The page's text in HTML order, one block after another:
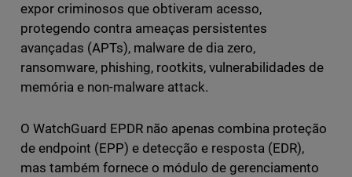
expor criminosos que obtiveram acesso,
protegendo contra ameaças persistentes
avançadas (APTs), malware de dia zero,
ransomware, phishing, rootkits, vulnerabilidades de
memória e non-malware attack.
O WatchGuard EPDR não apenas combina proteção
de endpoint (EPP) e detecção e resposta (EDR),
mas também fornece o módulo de gerenciamento